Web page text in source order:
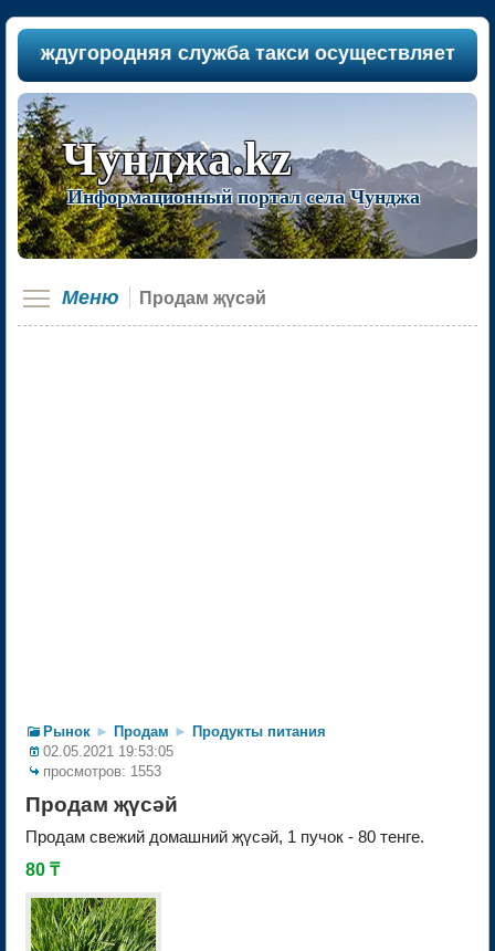
служба такси осуществляет
Чунджа.kz
Информационный портал села Чунджа
Меню Продам җүсәй
Рынок ► Продам ► Продукты питания
02.05.2021 19:53:05
просмотров: 1553
Продам җүсәй
Продам свежий домашний җүсәй, 1 пучок - 80 тенге.
80 ₸